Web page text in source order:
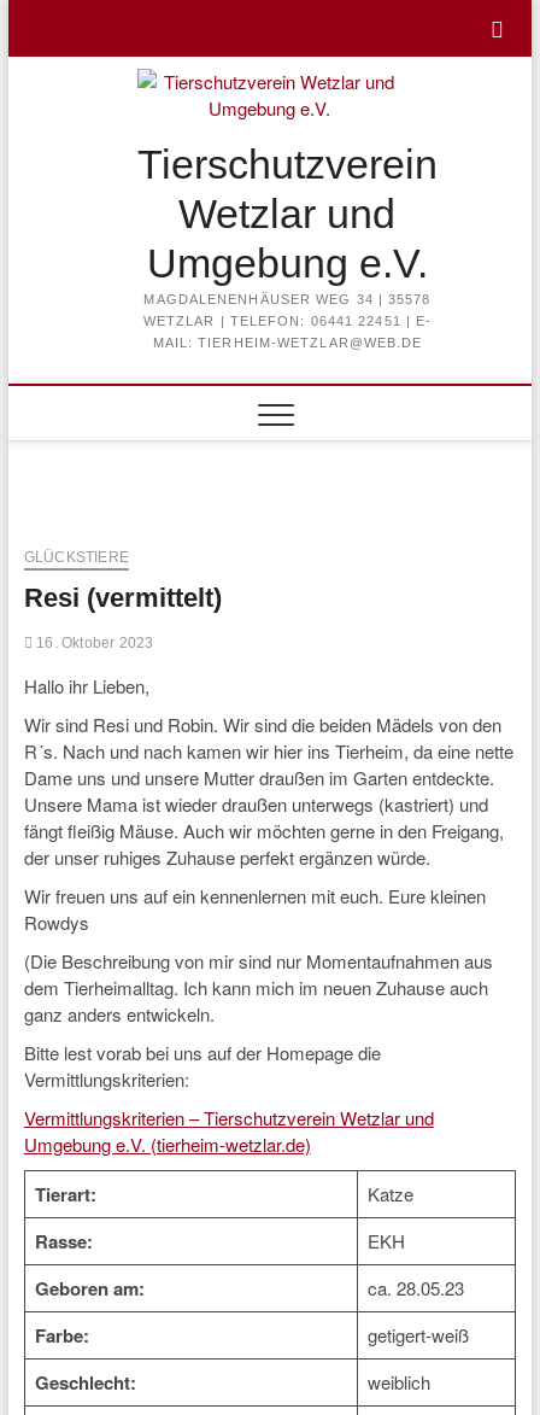
content
Tierschutzverein
Wetzlar und
Umgebung e.V.
MAGDALENENHÄUSER WEG 34 | 35578
WETZLAR | TELEFON: 06441 22451 | E-
MAIL: TIERHEIM-WETZLAR@WEB.DE
GLÜCKSTIERE
Resi (vermittelt)
16. Oktober 2023
Hallo ihr Lieben,
Wir sind Resi und Robin. Wir sind die beiden Mädels von den
R´s. Nach und nach kamen wir hier ins Tierheim, da eine nette
Dame uns und unsere Mutter draußen im Garten entdeckte.
Unsere Mama ist wieder draußen unterwegs (kastriert) und
fängt fleißig Mäuse. Auch wir möchten gerne in den Freigang,
der unser ruhiges Zuhause perfekt ergänzen würde.
Wir freuen uns auf ein kennenlernen mit euch. Eure kleinen
Rowdys
(Die Beschreibung von mir sind nur Momentaufnahmen aus
dem Tierheimalltag. Ich kann mich im neuen Zuhause auch
ganz anders entwickeln.
Bitte lest vorab bei uns auf der Homepage die
Vermittlungskriterien:
Vermittlungskriterien – Tierschutzverein Wetzlar und
Umgebung e.V. (tierheim-wetzlar.de)
Tierart: Katze
Rasse: EKH
Geboren am: ca. 28.05.23
Farbe: getigert-weiß
Geschlecht: weiblich